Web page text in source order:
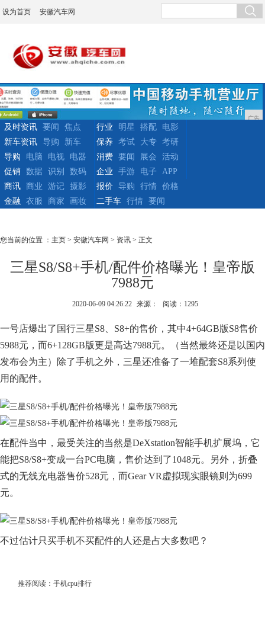
设为首页 安徽汽车网
广告
及时资讯 要闻
焦点
新车资讯
导购 新车
行业 明星 搭配
电影
保养
考试 大专
考研
导购
电脑 电视
电器
促销
数据 识别 数码
消费 要闻 展会
活动
企业
手游 电子
APP
商讯
商业 游记
摄影
金融
衣服 商家 画妆
报价 导购 行情
价格
二手车
行情 要闻
您当前的位置 ： 主页 > 安徽汽车网 > 资讯 > 正文
三星S8/S8+手机/配件价格曝光！皇帝版
7988元
2020-06-09 04:26:22 来源： 阅读：1295
一号店爆出了国行三星S8、S8+的售价，其中4+64GB版S8售价
5988元，而6+128GB版更是高达7988元。（当然最终还是以国内
发布会为主）除了手机之外，三星还准备了一堆配套S8系列使
用的配件。
在配件当中，最受关注的当然是DeXstation智能手机扩展坞，它
能把S8/S8+变成一台PC电脑，售价达到了1048元。另外，折叠
式的无线充电器售价528元，而Gear VR虚拟现实眼镜则为699
元。
不过估计只买手机不买配件的人还是占大多数吧？
推荐阅读： 手机cpu排行